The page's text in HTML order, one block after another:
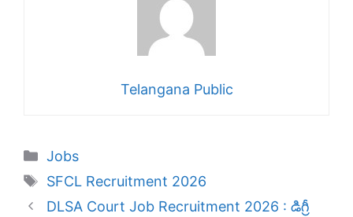
Telangana Public
Categories
Jobs
Tags
SFCL Recruitment 2026
DLSA Court Job Recruitment 2026 : డిగ్రీ